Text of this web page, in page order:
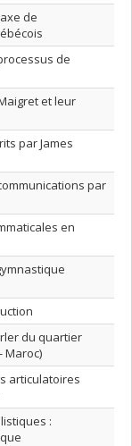
de
de
et leur
par James
par
en
du quartier
Maroc)
articulatoires
: